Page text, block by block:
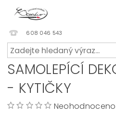
608 046 543
SAMOLEPÍCÍ
- KYTIČKY
Neohodnoceno